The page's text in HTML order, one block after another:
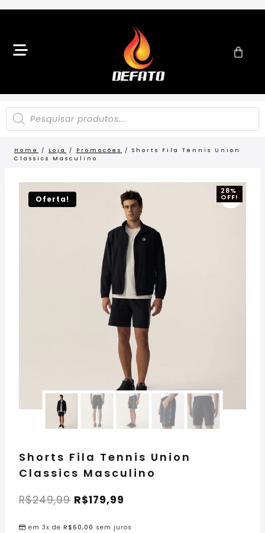
Home / Loja / Promocões /
Shorts Fila Tennis Union
Classics Masculino
Oferta!
28%
OFF!
Shorts Fila Tennis Union
Classics Masculino
R$249,99 R$179,99
em 3x de R$60,00 sem juros